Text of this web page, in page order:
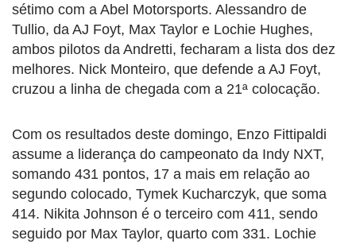
sétimo com a Abel Motorsports. Alessandro de
Tullio, da AJ Foyt, Max Taylor e Lochie Hughes,
ambos pilotos da Andretti, fecharam a lista dos dez
melhores. Nick Monteiro, que defende a AJ Foyt,
cruzou a linha de chegada com a 21ª colocação.
Com os resultados deste domingo, Enzo Fittipaldi
assume a liderança do campeonato da Indy NXT,
somando 431 pontos, 17 a mais em relação ao
segundo colocado, Tymek Kucharczyk, que soma
414. Nikita Johnson é o terceiro com 411, sendo
seguido por Max Taylor, quarto com 331. Lochie